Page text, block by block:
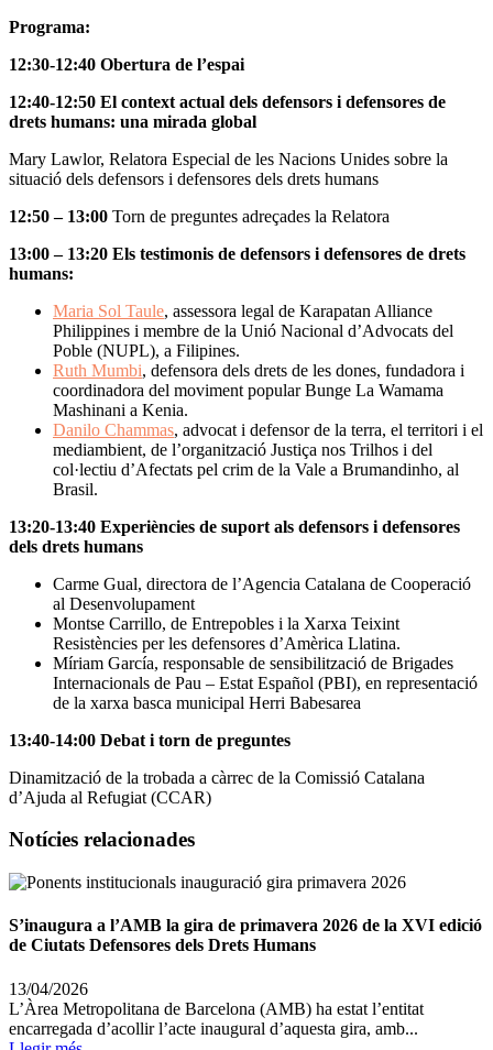
Programa:
12:30-12:40 Obertura de l’espai
12:40-12:50 El context actual dels defensors i defensores de
drets humans: una mirada global
Mary Lawlor, Relatora Especial de les Nacions Unides sobre la
situació dels defensors i defensores dels drets humans
12:50 – 13:00 Torn de preguntes adreçades la Relatora
13:00 – 13:20 Els testimonis de defensors i defensores de drets
humans:
Maria Sol Taule, assessora legal de Karapatan Alliance
Philippines i membre de la Unió Nacional d’Advocats del
Poble (NUPL), a Filipines.
Ruth Mumbi, defensora dels drets de les dones, fundadora i
coordinadora del moviment popular Bunge La Wamama
Mashinani a Kenia.
Danilo Chammas, advocat i defensor de la terra, el territori i el
mediambient, de l’organització Justiça nos Trilhos i del
col·lectiu d’Afectats pel crim de la Vale a Brumandinho, al
Brasil.
13:20-13:40 Experiències de suport als defensors i defensores
dels drets humans
Carme Gual, directora de l’Agencia Catalana de Cooperació
al Desenvolupament
Montse Carrillo, de Entrepobles i la Xarxa Teixint
Resistències per les defensores d’Amèrica Llatina.
Míriam García, responsable de sensibilització de Brigades
Internacionals de Pau – Estat Español (PBI), en representació
de la xarxa basca municipal Herri Babesarea
13:40-14:00 Debat i torn de preguntes
Dinamització de la trobada a càrrec de la Comissió Catalana
d’Ajuda al Refugiat (CCAR)
Notícies relacionades
S’inaugura a l’AMB la gira de primavera 2026 de la XVI edició
de Ciutats Defensores dels Drets Humans
13/04/2026
L’Àrea Metropolitana de Barcelona (AMB) ha estat l’entitat
encarregada d’acollir l’acte inaugural d’aquesta gira, amb...